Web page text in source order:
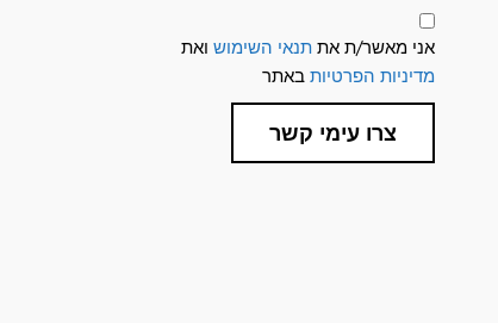
תנאי
שימוש
ומדיניות
פרטיות
אני מאשר/ת אתתנאי השימוש ואת
מדיניות הפרטיות באתר
צרו עימי קשר